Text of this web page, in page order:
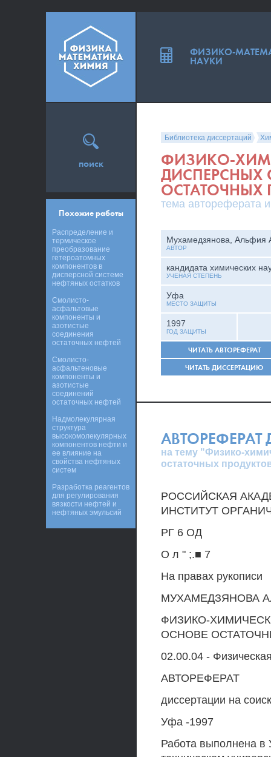
Библиотека диссертаций
ФИЗИКО-
ДИСПЕРСНЫХ
ОСТАТОЧНЫХ
тема автореферата
Мухамедзянова, Альфия
АВТОР
кандидата химических
УЧЕНАЯ СТЕПЕНЬ
Уфа
МЕСТО ЗАЩИТЫ
1997
ГОД ЗАЩИТЫ
ЧИТАТЬ АВТОРЕФЕРАТ
ЧИТАТЬ ДИССЕРТАЦИЮ
АВТОРЕФЕРАТ
на тему "Физико-
остаточных
РОССИЙСКАЯ
ИНСТИТУТ
РГ 6 ОД
О л " ;.■ 7
На правах рукописи
МУХАМЕДЗЯНОВА
ФИЗИКО-
ОСНОВЕ
02.00.04 -
АВТОРЕФЕРАТ
диссертации на
Уфа -1997
Работа выполнена в
поиск
Похожие работы
Распределение и
термическое
преобразование
гетероатомных
компонентов в
дисперсной системе
нефтяных остатков
Смолисто-
асфальтовые
компоненты и
азотистые
соединения
остаточных нефтей
Смолисто-
асфальтеновые
компоненты и
азотистые
соединений
остаточных нефтей
Надмолекулярная
структура
высокомолекулярных
компонентов нефти и
ее влияние на
свойства нефтяных
систем
Разработка реагентов
для регулирования
вязкости нефтей и
нефтяных эмульсий
ФИЗИКО-
НАУКИ